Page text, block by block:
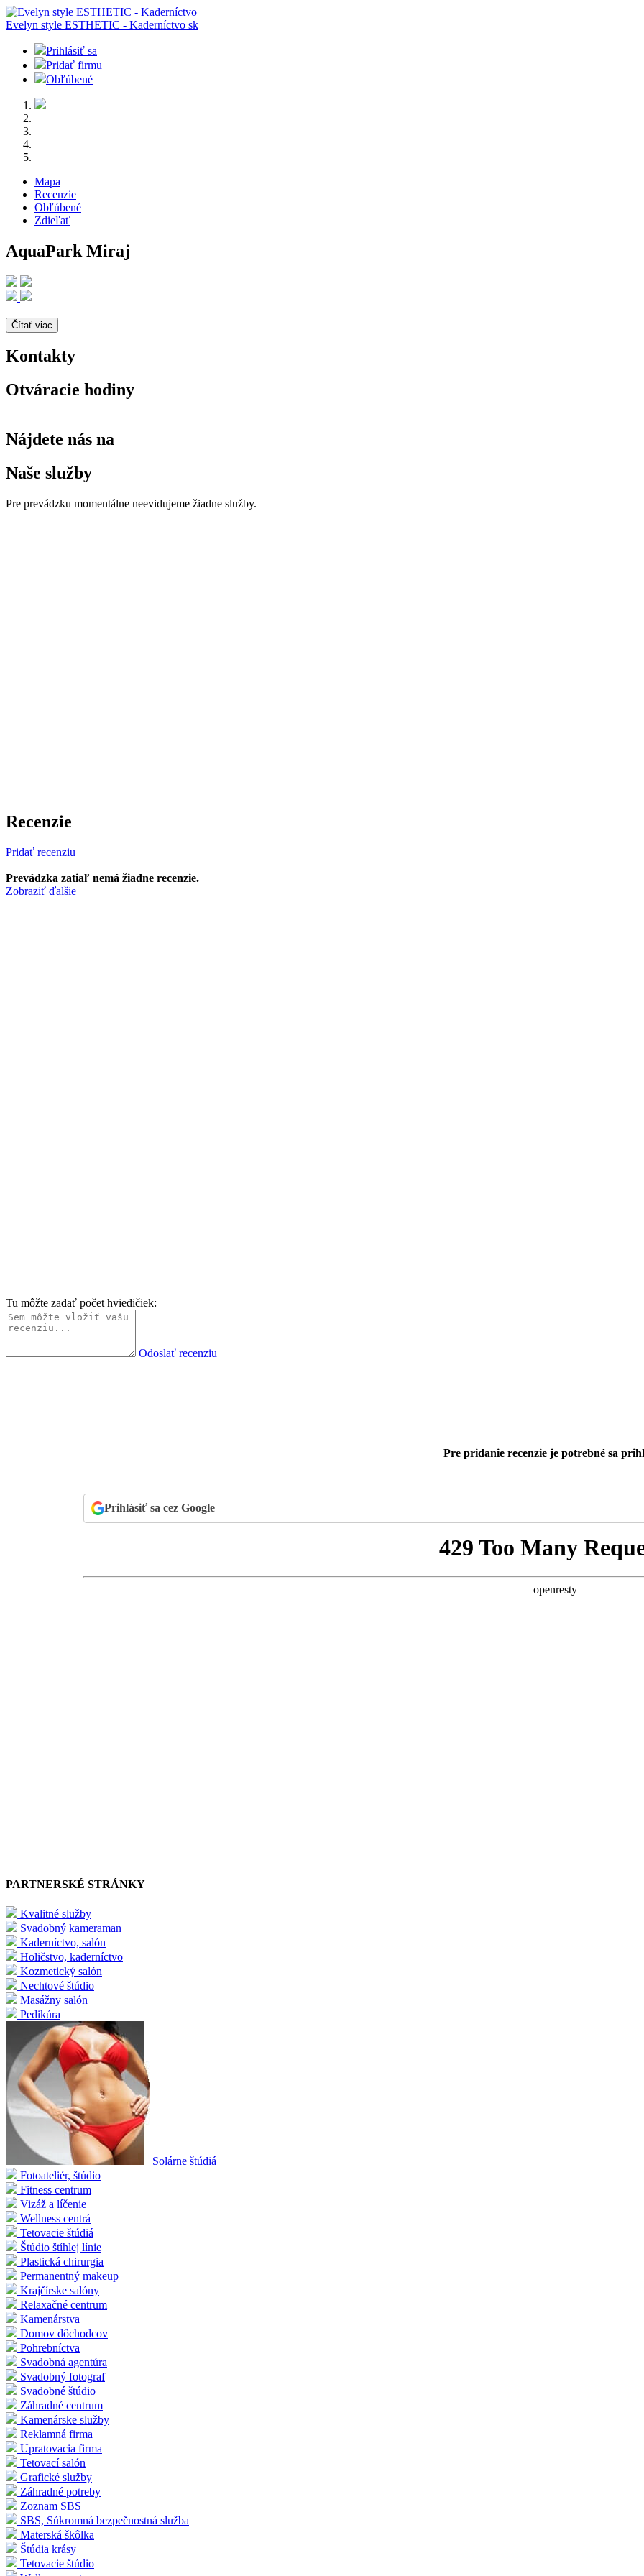
Evelyn style ESTHETIC - Kaderníctvo sk
Prihlásiť sa
Pridať firmu
Obľúbené
Mapa
Recenzie
Obľúbené
Zdieľať
AquaPark Miraj
Čítať viac
Kontakty
Otváracie hodiny
Nájdete nás na
Naše služby
Pre prevádzku momentálne neevidujeme žiadne služby.
Recenzie
Pridať recenziu
Prevádzka zatiaľ nemá žiadne recenzie.
Zobraziť ďalšie
Tu môžte zadať počet hviedičiek:
Odoslať recenziu
Pre pridanie recenzie je potrebné sa
Prihlásiť sa cez Google
PARTNERSKÉ STRÁNKY
Kvalitné služby
Svadobný kameraman
Kaderníctvo, salón
Holičstvo, kaderníctvo
Kozmetický salón
Nechtové štúdio
Masážny salón
Pedikúra
Solárne štúdiá
Fotoateliér, štúdio
Fitness centrum
Vizáž a líčenie
Wellness centrá
Tetovacie štúdiá
Štúdio štíhlej línie
Plastická chirurgia
Permanentný makeup
Krajčírske salóny
Relaxačné centrum
Kamenárstva
Domov dôchodcov
Pohrebníctva
Svadobná agentúra
Svadobný fotograf
Svadobné štúdio
Záhradné centrum
Kamenárske služby
Reklamná firma
Upratovacia firma
Tetovací salón
Grafické služby
Záhradné potreby
Zoznam SBS
SBS, Súkromná bezpečnostná služba
Materská škôlka
Štúdia krásy
Tetovacie štúdio